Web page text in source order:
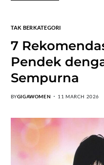
TAK BERKATEGORI
7
Pendek
Sempurna
BYGIGAWOMEN 11 MARCH 2026